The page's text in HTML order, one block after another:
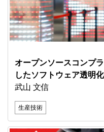
オープンソースコンプ
したソフトウェア透明
武山 文信
生産技術